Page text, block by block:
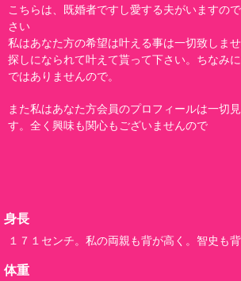
こちらは、既婚者ですし愛する夫がいますの
さい
私はあなた方の希望は叶える事は一切致しま
探しになられて叶えて貰って下さい。ちなみ
ではありませんので。
また私はあなた方会員のプロフィールは一切
す。全く興味も関心もございませんので
身長
１７１センチ。私の両親も背が高く。智史も
体重